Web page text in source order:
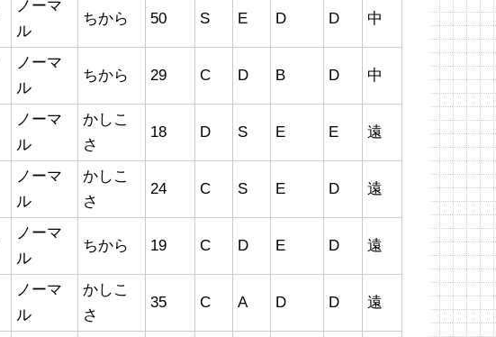
ノーマ
ル
ちから 50 S E D D 中
ノーマ
ル
ちから 29 C D B D 中
ノーマ
ル
かしこ
さ
18 D S E E 遠
ノーマ
ル
かしこ
さ
24 C S E D 遠
ノーマ
ル
ちから 19 C D E D 遠
ノーマ
ル
かしこ
さ
35 C A D D 遠